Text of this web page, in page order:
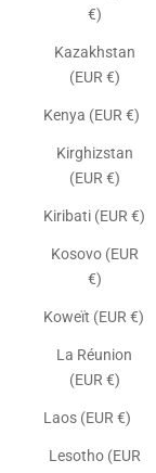
€)
Kazakhstan
(EUR €)
Kenya (EUR €)
Kirghizstan
(EUR €)
Kiribati (EUR €)
Kosovo (EUR
€)
Koweït (EUR €)
La Réunion
(EUR €)
Laos (EUR €)
Lesotho (EUR